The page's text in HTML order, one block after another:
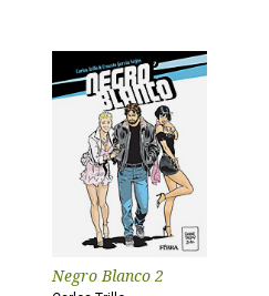
Negro Blanco 2